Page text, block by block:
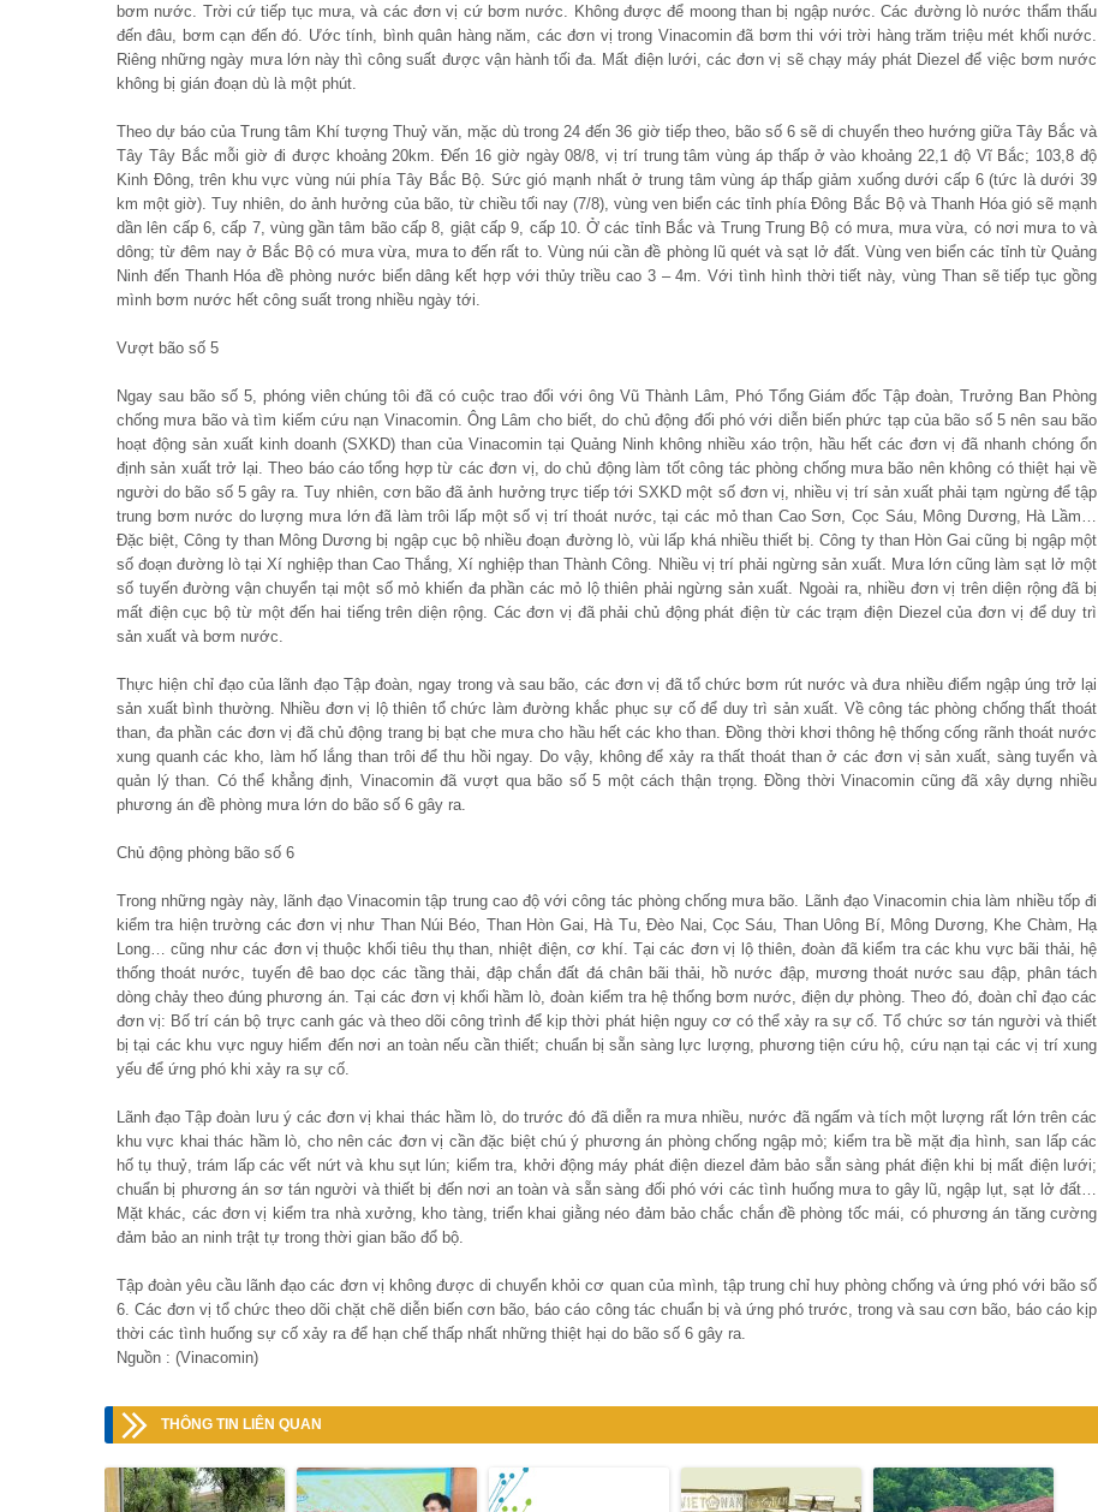
bơm nước. Trời cứ tiếp tục mưa, và các đơn vị cứ bơm nước. Không được để moong than bị ngập nước. Các đường lò nước thẩm thấu
đến đâu, bơm cạn đến đó. Ước tính, bình quân hàng năm, các đơn vị trong Vinacomin đã bơm thi với trời hàng trăm triệu mét khối nước.
Riêng những ngày mưa lớn này thì công suất được vận hành tối đa. Mất điện lưới, các đơn vị sẽ chạy máy phát Diezel để việc bơm nước
không bị gián đoạn dù là một phút.
Theo dự báo của Trung tâm Khí tượng Thuỷ văn, mặc dù trong 24 đến 36 giờ tiếp theo, bão số 6 sẽ di chuyển theo hướng giữa Tây Bắc và
Tây Tây Bắc mỗi giờ đi được khoảng 20km. Đến 16 giờ ngày 08/8, vị trí trung tâm vùng áp thấp ở vào khoảng 22,1 độ Vĩ Bắc; 103,8 độ
Kinh Đông, trên khu vực vùng núi phía Tây Bắc Bộ. Sức gió mạnh nhất ở trung tâm vùng áp thấp giảm xuống dưới cấp 6 (tức là dưới 39
km một giờ). Tuy nhiên, do ảnh hưởng của bão, từ chiều tối nay (7/8), vùng ven biển các tỉnh phía Đông Bắc Bộ và Thanh Hóa gió sẽ mạnh
dần lên cấp 6, cấp 7, vùng gần tâm bão cấp 8, giật cấp 9, cấp 10. Ở các tỉnh Bắc và Trung Trung Bộ có mưa, mưa vừa, có nơi mưa to và
dông; từ đêm nay ở Bắc Bộ có mưa vừa, mưa to đến rất to. Vùng núi cần đề phòng lũ quét và sạt lở đất. Vùng ven biển các tỉnh từ Quảng
Ninh đến Thanh Hóa đề phòng nước biển dâng kết hợp với thủy triều cao 3 – 4m. Với tình hình thời tiết này, vùng Than sẽ tiếp tục gồng
mình bơm nước hết công suất trong nhiều ngày tới.
Vượt bão số 5
Ngay sau bão số 5, phóng viên chúng tôi đã có cuộc trao đổi với ông Vũ Thành Lâm, Phó Tổng Giám đốc Tập đoàn, Trưởng Ban Phòng
chống mưa bão và tìm kiếm cứu nạn Vinacomin. Ông Lâm cho biết, do chủ động đối phó với diễn biến phức tạp của bão số 5 nên sau bão
hoạt động sản xuất kinh doanh (SXKD) than của Vinacomin tại Quảng Ninh không nhiều xáo trộn, hầu hết các đơn vị đã nhanh chóng ổn
định sản xuất trở lại. Theo báo cáo tổng hợp từ các đơn vị, do chủ động làm tốt công tác phòng chống mưa bão nên không có thiệt hại về
người do bão số 5 gây ra. Tuy nhiên, cơn bão đã ảnh hưởng trực tiếp tới SXKD một số đơn vị, nhiều vị trí sản xuất phải tạm ngừng để tập
trung bơm nước do lượng mưa lớn đã làm trôi lấp một số vị trí thoát nước, tại các mỏ than Cao Sơn, Cọc Sáu, Mông Dương, Hà Lầm…
Đặc biệt, Công ty than Mông Dương bị ngập cục bộ nhiều đoạn đường lò, vùi lấp khá nhiều thiết bị. Công ty than Hòn Gai cũng bị ngập một
số đoạn đường lò tại Xí nghiệp than Cao Thắng, Xí nghiệp than Thành Công. Nhiều vị trí phải ngừng sản xuất. Mưa lớn cũng làm sạt lở một
số tuyến đường vận chuyển tại một số mỏ khiến đa phần các mỏ lộ thiên phải ngừng sản xuất. Ngoài ra, nhiều đơn vị trên diện rộng đã bị
mất điện cục bộ từ một đến hai tiếng trên diện rộng. Các đơn vị đã phải chủ động phát điện từ các trạm điện Diezel của đơn vị để duy trì
sản xuất và bơm nước.
Thực hiện chỉ đạo của lãnh đạo Tập đoàn, ngay trong và sau bão, các đơn vị đã tổ chức bơm rút nước và đưa nhiều điểm ngập úng trở lại
sản xuất bình thường. Nhiều đơn vị lộ thiên tổ chức làm đường khắc phục sự cố để duy trì sản xuất. Về công tác phòng chống thất thoát
than, đa phần các đơn vị đã chủ động trang bị bạt che mưa cho hầu hết các kho than. Đồng thời khơi thông hệ thống cống rãnh thoát nước
xung quanh các kho, làm hố lắng than trôi để thu hồi ngay. Do vậy, không để xảy ra thất thoát than ở các đơn vị sản xuất, sàng tuyển và
quản lý than. Có thể khẳng định, Vinacomin đã vượt qua bão số 5 một cách thận trọng. Đồng thời Vinacomin cũng đã xây dựng nhiều
phương án đề phòng mưa lớn do bão số 6 gây ra.
Chủ động phòng bão số 6
Trong những ngày này, lãnh đạo Vinacomin tập trung cao độ với công tác phòng chống mưa bão. Lãnh đạo Vinacomin chia làm nhiều tốp đi
kiểm tra hiện trường các đơn vị như Than Núi Béo, Than Hòn Gai, Hà Tu, Đèo Nai, Cọc Sáu, Than Uông Bí, Mông Dương, Khe Chàm, Hạ
Long… cũng như các đơn vị thuộc khối tiêu thụ than, nhiệt điện, cơ khí. Tại các đơn vị lộ thiên, đoàn đã kiểm tra các khu vực bãi thải, hệ
thống thoát nước, tuyến đê bao dọc các tầng thải, đập chắn đất đá chân bãi thải, hồ nước đập, mương thoát nước sau đập, phân tách
dòng chảy theo đúng phương án. Tại các đơn vị khối hầm lò, đoàn kiểm tra hệ thống bơm nước, điện dự phòng. Theo đó, đoàn chỉ đạo các
đơn vị: Bố trí cán bộ trực canh gác và theo dõi công trình để kịp thời phát hiện nguy cơ có thể xảy ra sự cố. Tổ chức sơ tán người và thiết
bị tại các khu vực nguy hiểm đến nơi an toàn nếu cần thiết; chuẩn bị sẵn sàng lực lượng, phương tiện cứu hộ, cứu nạn tại các vị trí xung
yếu để ứng phó khi xảy ra sự cố.
Lãnh đạo Tập đoàn lưu ý các đơn vị khai thác hầm lò, do trước đó đã diễn ra mưa nhiều, nước đã ngấm và tích một lượng rất lớn trên các
khu vực khai thác hầm lò, cho nên các đơn vị cần đặc biệt chú ý phương án phòng chống ngập mỏ; kiểm tra bề mặt địa hình, san lấp các
hố tụ thuỷ, trám lấp các vết nứt và khu sụt lún; kiểm tra, khởi động máy phát điện diezel đảm bảo sẵn sàng phát điện khi bị mất điện lưới;
chuẩn bị phương án sơ tán người và thiết bị đến nơi an toàn và sẵn sàng đối phó với các tình huống mưa to gây lũ, ngập lụt, sạt lở đất…
Mặt khác, các đơn vị kiểm tra nhà xưởng, kho tàng, triển khai giằng néo đảm bảo chắc chắn đề phòng tốc mái, có phương án tăng cường
đảm bảo an ninh trật tự trong thời gian bão đổ bộ.
Tập đoàn yêu cầu lãnh đạo các đơn vị không được di chuyển khỏi cơ quan của mình, tập trung chỉ huy phòng chống và ứng phó với bão số
6. Các đơn vị tổ chức theo dõi chặt chẽ diễn biến cơn bão, báo cáo công tác chuẩn bị và ứng phó trước, trong và sau cơn bão, báo cáo kịp
thời các tình huống sự cố xảy ra để hạn chế thấp nhất những thiệt hại do bão số 6 gây ra.
Nguồn : (Vinacomin)
THÔNG TIN LIÊN QUAN